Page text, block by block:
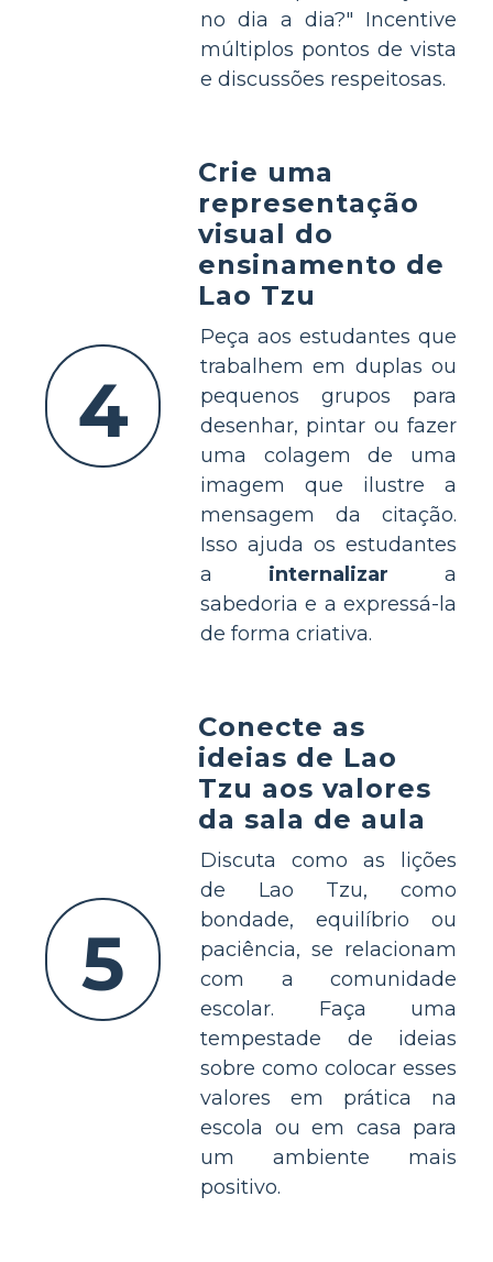
no dia a dia?" Incentive
múltiplos pontos de vista
e discussões respeitosas.
4
Crie uma
representação
visual do
ensinamento de
Lao Tzu
Peça aos estudantes que
trabalhem em duplas ou
pequenos grupos para
desenhar, pintar ou fazer
uma colagem de uma
imagem que ilustre a
mensagem da citação.
Isso ajuda os estudantes
a internalizar a
sabedoria e a expressá-la
de forma criativa.
5
Conecte as
ideias de Lao
Tzu aos valores
da sala de aula
Discuta como as lições
de Lao Tzu, como
bondade, equilíbrio ou
paciência, se relacionam
com a comunidade
escolar. Faça uma
tempestade de ideias
sobre como colocar esses
valores em prática na
escola ou em casa para
um ambiente mais
positivo.